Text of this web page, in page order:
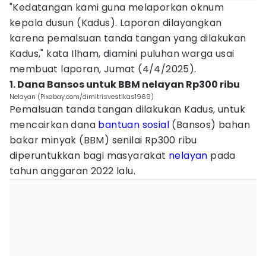
"Kedatangan kami guna melaporkan oknum
kepala dusun (Kadus). Laporan dilayangkan
karena pemalsuan tanda tangan yang dilakukan
Kadus," kata Ilham, diamini puluhan warga usai
membuat laporan, Jumat (4/4/2025).
1. Dana Bansos untuk BBM nelayan Rp300 ribu
Nelayan (Pixabay.com/dimitrisvestikas1969)
Pemalsuan tanda tangan dilakukan Kadus, untuk
mencairkan dana bantuan sosial (Bansos) bahan
bakar minyak (BBM) senilai Rp300 ribu
diperuntukkan bagi masyarakat nelayan pada
tahun anggaran 2022 lalu.